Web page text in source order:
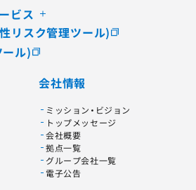
ビス
リスク管理ツール)
ル)
会社情報
ミッション・ビジョン
トップメッセージ
会社概要
拠点一覧
グループ会社一覧
電子公告